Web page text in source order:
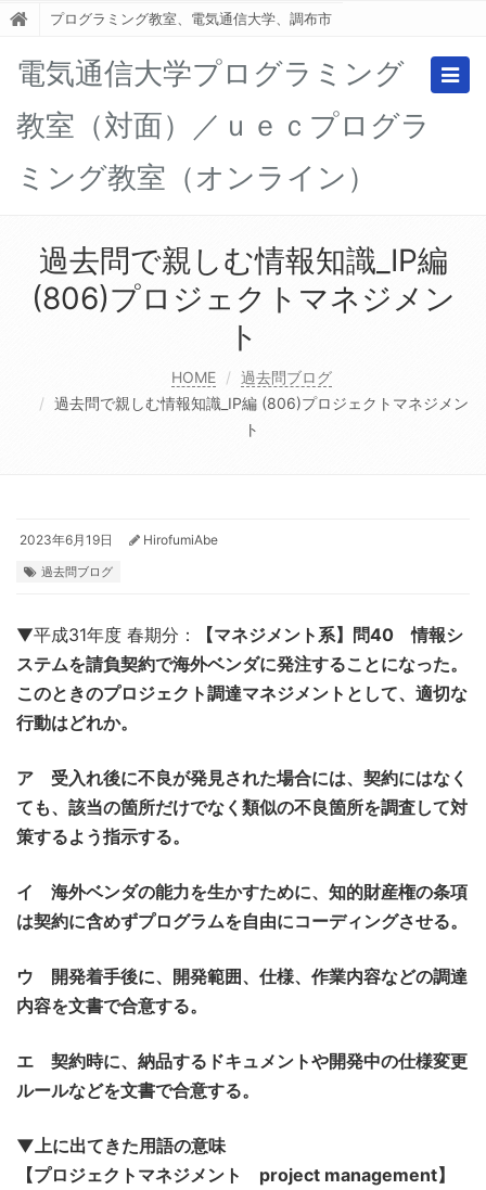
プログラミング教室、電気通信大学、調布市
電気通信大学プログラミング
教室（対面）／ｕｅｃプログラ
ミング教室（オンライン）
過去問で親しむ情報知識_IP編
(806)プロジェクトマネジメン
ト
HOME
過去問ブログ
過去問で親しむ情報知識_IP編 (806)プロジェクトマネジメン
ト
2023年6月19日 HirofumiAbe
過去問ブログ
▼平成31年度 春期分：
【マネジメント系】問40 情報シ
ステムを請負契約で海外ベンダに発注することになった。
このときのプロジェクト調達マネジメントとして、適切な
行動はどれか。
ア 受入れ後に不良が発見された場合には、契約にはなく
ても、該当の箇所だけでなく類似の不良箇所を調査して対
策するよう指示する。
イ 海外ベンダの能力を生かすために、知的財産権の条項
は契約に含めずプログラムを自由にコーディングさせる。
ウ 開発着手後に、開発範囲、仕様、作業内容などの調達
内容を文書で合意する。
エ 契約時に、納品するドキュメントや開発中の仕様変更
ルールなどを文書で合意する。
▼上に出てきた用語の意味
【プロジェクトマネジメント project management】